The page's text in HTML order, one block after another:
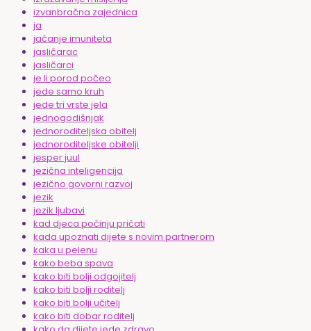
izvanbračna zajednica
ja
jačanje imuniteta
jasličarac
jasličarci
je li porod počeo
jede samo kruh
jede tri vrste jela
jednogodišnjak
jednoroditeljska obitelj
jednoroditeljske obitelji
jesper juul
jezična inteligencija
jezično govorni razvoj
jezik
jezik ljubavi
kad djeca počinju pričati
kada upoznati dijete s novim partnerom
kaka u pelenu
kako beba spava
kako biti bolji odgojitelj
kako biti bolji roditelj
kako biti bolji učitelj
kako biti dobar roditelj